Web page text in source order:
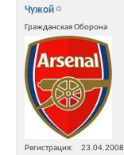
Чужой
Гражданская Оборона
Регистрация
23.04.2008